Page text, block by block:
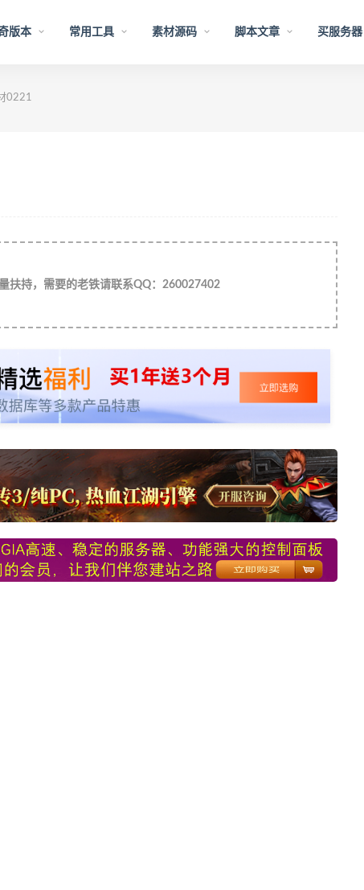
版本 常用工具 素材源码 脚本文章 买服务器
0221
扶持，需要的老铁请联系QQ：260027402